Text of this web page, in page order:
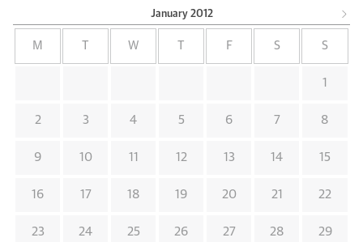
January 2012
M W F S S
1
2 3 4 5 6 7 8
9 10 11 12 13 14 15
16 17 18 19 20 21 22
23 24 25 26 27 28 29